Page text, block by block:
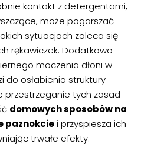
kontakt z detergentami,
może pogarszać
sytuacjach zaleca się
rękawiczek. Dodatkowo
moczenia dłoni w
do osłabienia struktury
przestrzeganie tych zasad
domowych sposobów na
paznokciei przyspiesza ich
trwałe efekty.